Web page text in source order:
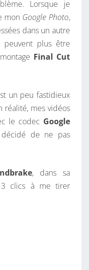
I
R
E
Lorsque je
mon Google Photo,
dans un autre
peuvent plus être
Final Cut
un peu fastidieux
réalité, mes vidéos
le codec Google
de ne pas
, dans sa
clics à me tirer